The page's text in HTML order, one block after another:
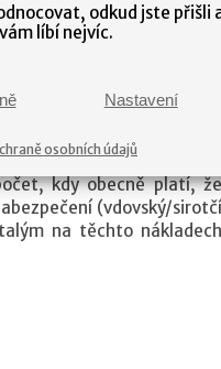
odkud jste přišli
líbí nejvíc.
Nastavení
osobních údajů
žádat odškodnění těchto
na poplatky hřbitova,
uchovat účtenky za tyto
kterému byl
slušnosti lze přiznat
přestože k tomu nebyl
kdy obecně platí, že
(vdovský/sirotčí
na těchto nákladech